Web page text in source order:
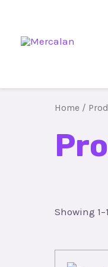
Home /
Showing